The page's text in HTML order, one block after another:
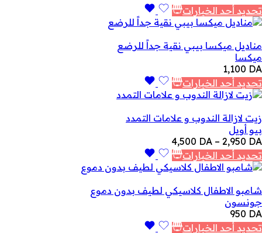
تحديد أحد الخيارات
مناديل ميكسا بيبي نقية جداً للرضع
ميكسا
1,100 DA
تحديد أحد الخيارات
زيت لازالة الندوب و علامات التمدد
بيو أويل
2,950 DA
–
4,500 DA
السعر:
من
خلال
تحديد أحد الخيارات
شامبو الاطفال كلاسيكي لطيف بدون دموع
جونسون
950 DA
تحديد أحد الخيارات